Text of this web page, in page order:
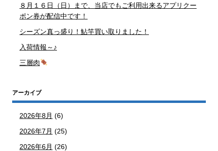
８月１６日（日）まで、当店でもご利用出来るアプリクー
ポン券が配信中です！
シーズン真っ盛り！鮎竿買い取りました！
入荷情報～♪
三層肉
アーカイブ
2026年8月 (6)
2026年7月 (25)
2026年6月 (26)